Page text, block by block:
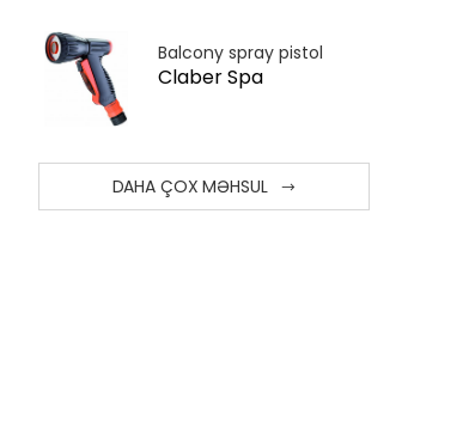
Balcony spray pistol
Claber Spa
DAHA ÇOX MƏHSUL